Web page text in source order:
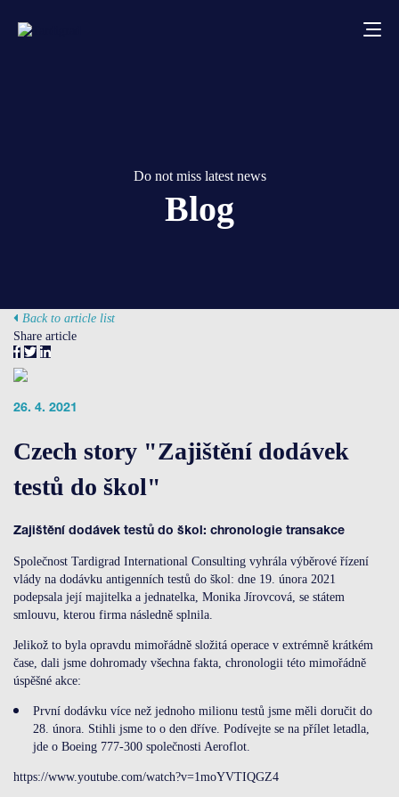
Services
Creative solutions
Do not miss latest news
Blog
Back to article list
Share article
26. 4. 2021
Czech story "Zajištění dodávek
testů do škol"
Zajištění dodávek testů do škol: chronologie transakce
Společnost Tardigrad International Consulting vyhrála výběrové řízení
vlády na dodávku antigenních testů do škol: dne 19. února 2021
podepsala její majitelka a jednatelka, Monika Jírovcová, se státem
smlouvu, kterou firma následně splnila.
Jelikož to byla opravdu mimořádně složitá operace v extrémně krátkém
čase, dali jsme dohromady všechna fakta, chronologii této mimořádně
úspěšné akce:
První dodávku více než jednoho milionu testů jsme měli doručit do
28. února. Stihli jsme to o den dříve. Podívejte se na přílet letadla,
jde o Boeing 777-300 společnosti Aeroflot.
https://www.youtube.com/watch?v=1moYVTIQGZ4